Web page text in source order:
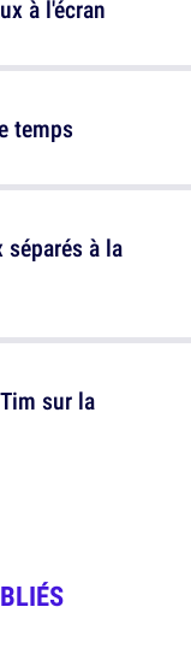
temps
sur la
à l'écran
à la